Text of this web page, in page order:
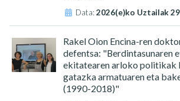
Data:2026(e)ko Uztailak 29
Rakel Oion Encina-ren
defentsa: "Berdintasunaren
ekitatearen arloko politikak
gatazka armatuaren eta
(1990-2018)"